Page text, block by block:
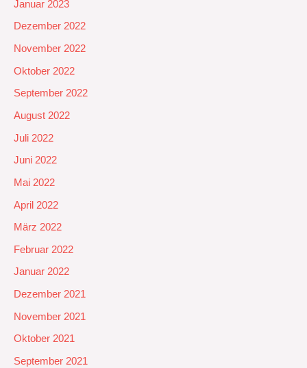
Januar 2023
Dezember 2022
November 2022
Oktober 2022
September 2022
August 2022
Juli 2022
Juni 2022
Mai 2022
April 2022
März 2022
Februar 2022
Januar 2022
Dezember 2021
November 2021
Oktober 2021
September 2021